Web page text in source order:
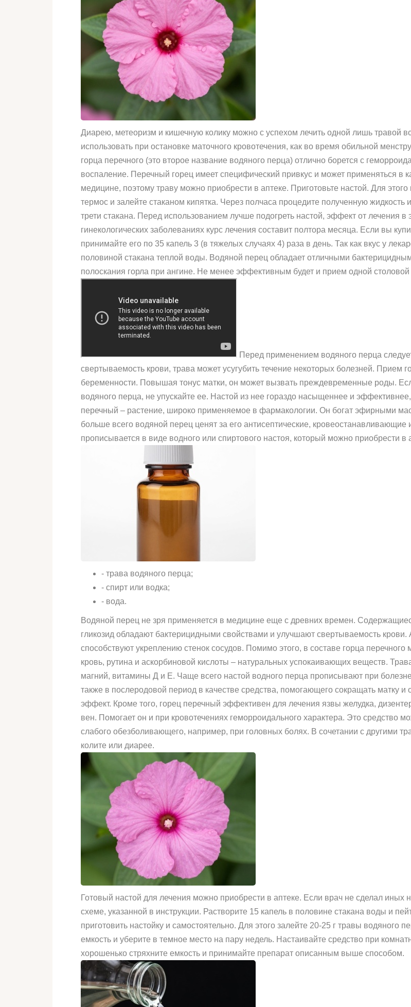
Диарею, метеоризм и кишечную колику можно с успехом лечить одной лишь травой
использовать при остановке маточного кровотечения, как во время обильной
горца перечного (это второе название водяного перца) отлично борется с
воспаление. Перечный горец имеет специфический привкус и может применяться в
медицине, поэтому траву можно приобрести в аптеке. Приготовьте настой. Для
термос и залейте стаканом кипятка. Через полчаса процедите полученную
трети стакана. Перед использованием лучше подогреть настой, эффект от лечения
гинекологических заболеваниях курс лечения составит полтора месяца. Если вы
принимайте его по 35 капель 3 (в тяжелых случаях 4) раза в день. Так как вкус у
половиной стакана теплой воды. Водяной перец обладает отличными
полоскания горла при ангине. Не менее эффективным будет и прием одной
Перед применением водяного перца
свертываемость крови, трава может усугубить течение некоторых болезней. Прием
беременности. Повышая тонус матки, он может вызвать преждевременные роды.
водяного перца, не упускайте ее. Настой из нее гораздо насыщеннее и
перечный – растение, широко применяемое в фармакологии. Он богат эфирными
больше всего водяной перец ценят за его антисептические,
прописывается в виде водного или спиртового настоя, который можно приобрести в
- трава водяного перца;
- спирт или водка;
- вода.
Водяной перец не зря применяется в медицине еще с древних времен.
гликозид обладают бактерицидными свойствами и улучшают свертываемость крови.
способствуют укреплению стенок сосудов. Помимо этого, в составе горца
кровь, рутина и аскорбиновой кислоты – натуральных успокаивающих веществ.
магний, витамины Д и Е. Чаще всего настой водного перца прописывают при
также в послеродовой период в качестве средства, помогающего сокращать матку
эффект. Кроме того, горец перечный эффективен для лечения язвы желудка,
вен. Помогает он и при кровотечениях геморроидального характера. Это средство
слабого обезболивающего, например, при головных болях. В сочетании с другими
колите или диарее.
Готовый настой для лечения можно приобрести в аптеке. Если врач не сделал иных
схеме, указанной в инструкции. Растворите 15 капель в половине стакана воды и
приготовить настойку и самостоятельно. Для этого залейте 20-25 г травы водяного
емкость и уберите в темное место на пару недель. Настаивайте средство при
хорошенько стряхните емкость и принимайте препарат описанным выше способом.